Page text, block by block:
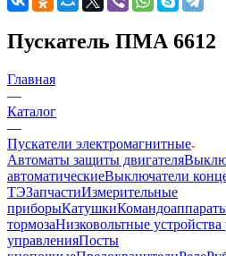
Пускатель ПМА 6612
Главная
—
Каталог
—
Пускатели электромагнитные
Автоматы защиты двигателя
автоматическиеВыключатели
ТЭЗапчастиИзмерительные
приборыКатушки
тормозаНизковольтные устройства
управленияПосты